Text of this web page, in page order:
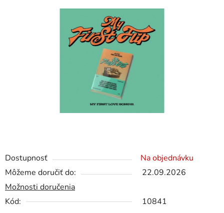
Dostupnosť
Na objednávku
Môžeme doručiť do:
22.09.2026
Možnosti doručenia
Kód:
10841